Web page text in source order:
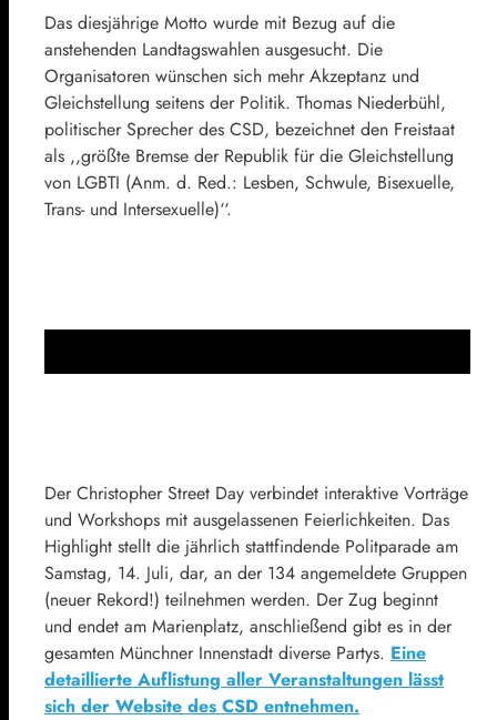
Das diesjährige Motto wurde mit Bezug auf die
anstehenden Landtagswahlen ausgesucht. Die
Organisatoren wünschen sich mehr Akzeptanz und
Gleichstellung seitens der Politik. Thomas Niederbühl,
politischer Sprecher des CSD, bezeichnet den Freistaat
als ,,größte Bremse der Republik für die Gleichstellung
von LGBTI (Anm. d. Red.: Lesben, Schwule, Bisexuelle,
Trans- und Intersexuelle)‘‘.
Der Christopher Street Day verbindet interaktive Vorträge
und Workshops mit ausgelassenen Feierlichkeiten. Das
Highlight stellt die jährlich stattfindende Politparade am
Samstag, 14. Juli, dar, an der 134 angemeldete Gruppen
(neuer Rekord!) teilnehmen werden. Der Zug beginnt
und endet am Marienplatz, anschließend gibt es in der
gesamten Münchner Innenstadt diverse Partys. Eine
detaillierte Auflistung aller Veranstaltungen lässt
sich der Website des CSD entnehmen.